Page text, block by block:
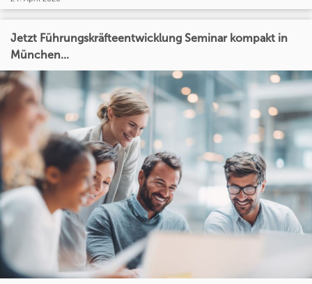
Jetzt Führungskräfteentwicklung Seminar kompakt in
München...